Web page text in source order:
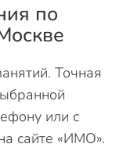
по
Точная
или с
сайте «ИМО».